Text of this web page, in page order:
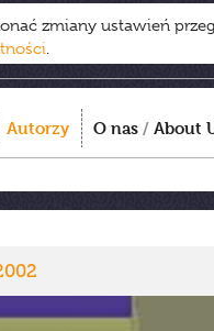
zmiany ustawień
.
Autorzy O nas / About